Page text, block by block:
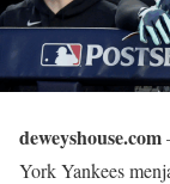
deweyshouse.com
York Yankees